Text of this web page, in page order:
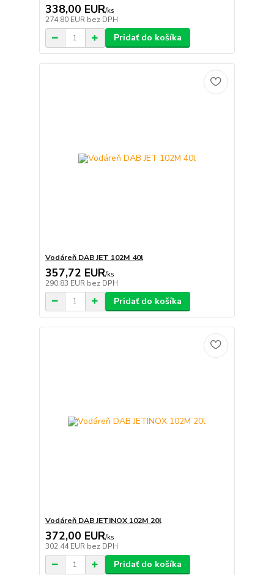
338,00 EUR/ks
274,80 EUR bez DPH
Pridať do košíka
Vodáreň DAB JET 102M 40l
357,72 EUR/ks
290,83 EUR bez DPH
Pridať do košíka
Vodáreň DAB JETINOX 102M 20l
372,00 EUR/ks
302,44 EUR bez DPH
Pridať do košíka